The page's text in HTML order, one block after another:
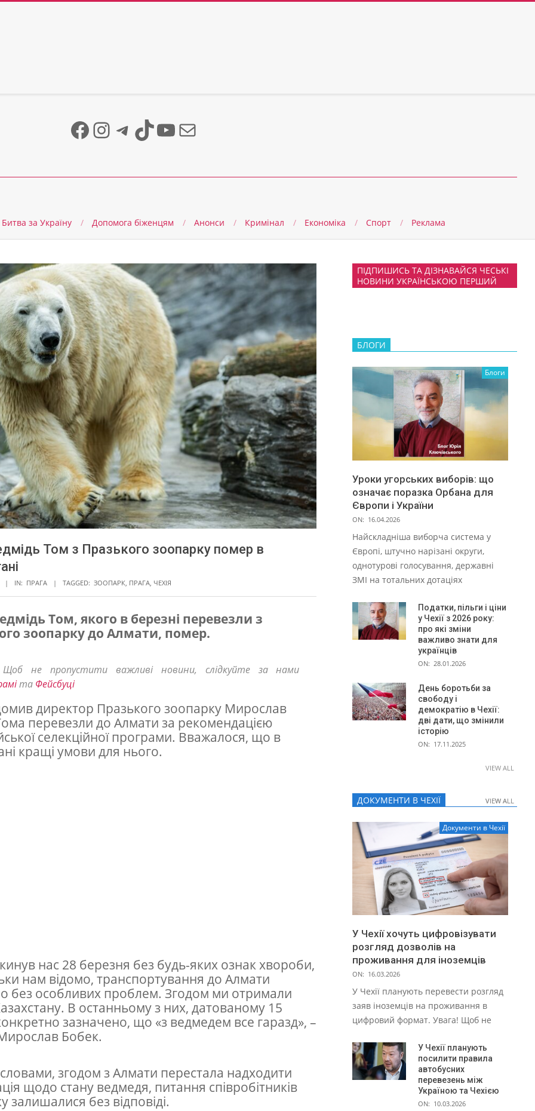
Facebook
Instagram
Telegram
TikTok
YouTube
Mail
Битва за Україну Допомога біженцям Анонси Кримінал Економіка Спорт Реклама
Том з Празького зоопарку помер в
IN: ПРАГА TAGGED: ЗООПАРК ПРАГА ЧЕХІЯ
Том, якого в березні перевезли з
зоопарку до Алмати, помер.
Щоб не пропустити важливі новини, слідкуйте за нами
та Фейсбуці
директор Празького зоопарку Мирослав
перевезли до Алмати за рекомендацією
селекційної програми. Вважалося, що в
кращі умови для нього.
нас 28 березня без будь-яких ознак хвороби,
нам відомо, транспортування до Алмати
без особливих проблем. Згодом ми отримали
В останньому з них, датованому 15
зазначено, що «з ведмедем все гаразд», –
Бобек.
згодом з Алмати перестала надходити
щодо стану ведмедя, питання співробітників
залишалися без відповіді.
ПІДПИШИСЬ ТА ДІЗНАВАЙСЯ ЧЕСЬКІ
НОВИНИ УКРАЇНСЬКОЮ ПЕРШИЙ
БЛОГИ
Блоги
Уроки угорських виборів: що
означає поразка Орбана для
Європи і України
ON: 16.04.2026
Найскладніша виборча система у
Європі, штучно нарізані округи,
однотурові голосування, державні
ЗМІ на тотальних дотаціях
Податки, пільги і ціни
у Чехії з 2026 року:
про які зміни
важливо знати для
українців
ON: 28.01.2026
День боротьби за
свободу і
демократію в Чехії:
дві дати, що змінили
історію
ON: 17.11.2025
VIEW ALL
ДОКУМЕНТИ В ЧЕХІЇ VIEW ALL
Документи в Чехії
У Чехії хочуть цифровізувати
розгляд дозволів на
проживання для іноземців
ON: 16.03.2026
У Чехії планують перевести розгляд
заяв іноземців на проживання в
цифровий формат. Увага! Щоб не
У Чехії планують
посилити правила
автобусних
перевезень між
Україною та Чехією
ON: 10.03.2026
VIEW ALL